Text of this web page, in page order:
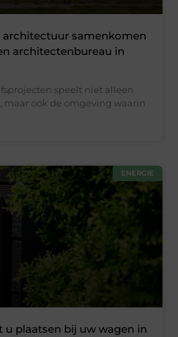
architectuur samenkomen
architectenbureau in
speelt niet alleen
maar ook de omgeving waarin
ENERGIE
u plaatsen bij uw wagen in